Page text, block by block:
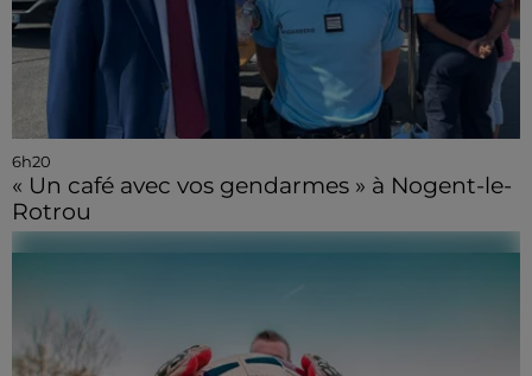
6h20
« Un café avec vos gendarmes » à Nogent-le-
Rotrou